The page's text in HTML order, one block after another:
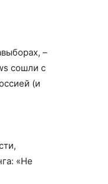
–
сошли с
(и
«Не